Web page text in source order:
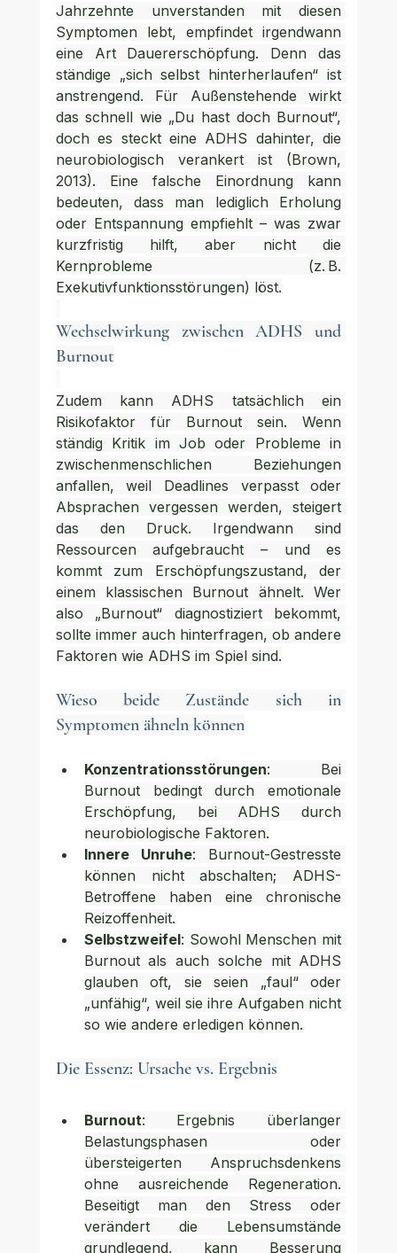
Jahrzehnte unverstanden mit diesen
Symptomen lebt, empfindet irgendwann
eine Art Dauererschöpfung. Denn das
ständige „sich selbst hinterherlaufen“ ist
anstrengend. Für Außenstehende wirkt
das schnell wie „Du hast doch Burnout“,
doch es steckt eine ADHS dahinter, die
neurobiologisch verankert ist (Brown,
2013). Eine falsche Einordnung kann
bedeuten, dass man lediglich Erholung
oder Entspannung empfiehlt – was zwar
kurzfristig hilft, aber nicht die
Kernprobleme (z. B.
Exekutivfunktionsstörungen) löst.
Wechselwirkung zwischen ADHS und
Burnout
Zudem kann ADHS tatsächlich ein
Risikofaktor für Burnout sein. Wenn
ständig Kritik im Job oder Probleme in
zwischenmenschlichen Beziehungen
anfallen, weil Deadlines verpasst oder
Absprachen vergessen werden, steigert
das den Druck. Irgendwann sind
Ressourcen aufgebraucht – und es
kommt zum Erschöpfungszustand, der
einem klassischen Burnout ähnelt. Wer
also „Burnout“ diagnostiziert bekommt,
sollte immer auch hinterfragen, ob andere
Faktoren wie ADHS im Spiel sind.
Wieso beide Zustände sich in
Symptomen ähneln können
Konzentrationsstörungen: Bei
Burnout bedingt durch emotionale
Erschöpfung, bei ADHS durch
neurobiologische Faktoren.
Innere Unruhe: Burnout-Gestresste
können nicht abschalten; ADHS-
Betroffene haben eine chronische
Reizoffenheit.
Selbstzweifel: Sowohl Menschen mit
Burnout als auch solche mit ADHS
glauben oft, sie seien „faul“ oder
„unfähig“, weil sie ihre Aufgaben nicht
so wie andere erledigen können.
Die Essenz: Ursache vs. Ergebnis
Burnout: Ergebnis überlanger
Belastungsphasen oder
übersteigerten Anspruchsdenkens
ohne ausreichende Regeneration.
Beseitigt man den Stress oder
verändert die Lebensumstände
grundlegend, kann Besserung